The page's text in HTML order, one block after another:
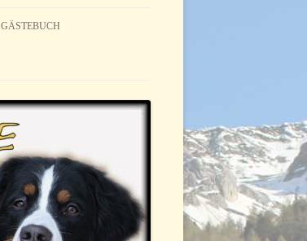
ALINA (LILLY GENANNT)
GÄSTEBUCH